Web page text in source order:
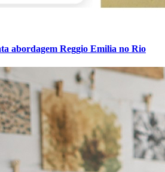
abordagem Reggio Emilia no Rio